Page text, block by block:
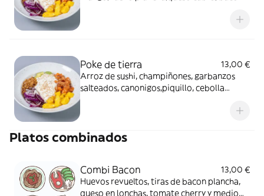
Poke de tierra
13,00 €
Arroz de sushi, champiñones, garbanzos
salteados, canonigos,piquillo, cebolla
Platos combinados
Combi Bacon
13,00 €
Huevos revueltos, tiras de bacon plancha,
queso en lonchas, tomate cherry y medio